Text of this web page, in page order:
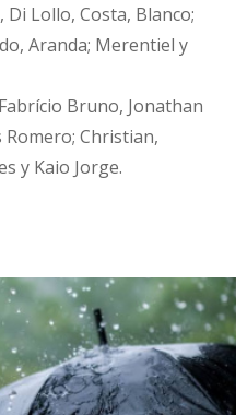
Di Lollo, Costa, Blanco;
Aranda; Merentiel y
Bruno, Jonathan
Romero; Christian,
y Kaio Jorge.